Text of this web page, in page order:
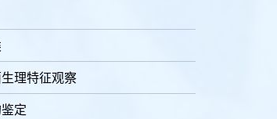
理特征观察
定